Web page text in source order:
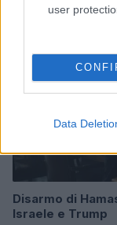
user
Data
Disarmo di
Israele e Trump